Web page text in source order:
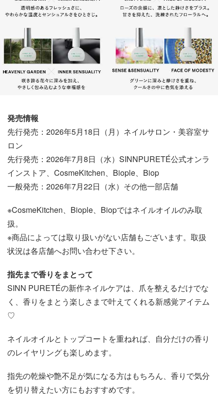
発売情報
先行発売：2026年5月18日（月）ネイルサロン・美容室サ
ロン
先行発売：2026年7月8日（水）SINNPURETÉ公式オンラ
インストア、CosmeKitchen、Biople、Biop
一般発売：2026年7月22日（水）その他一部店舗
※CosmeKitchen、Biople、Biopではネイルオイルのみ取
扱。
※商品によっては取り扱いがない店舗もございます。取扱
状況は各店舗へお問い合わせ下さい。
指先まで香りをまとって
SINN PURETÉの新作ネイルケアは、爪を整えるだけでな
く、香りをまとう楽しさまで叶えてくれる新感覚アイテム
♡
ネイルオイルとトップコートを重ねれば、自分だけの香り
のレイヤリングも楽しめます。
指先の乾燥や艶不足が気になる方はもちろん、香りで気分
を切り替えたい方にもおすすめです。